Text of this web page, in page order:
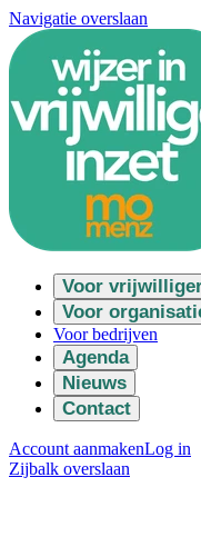
Navigatie overslaan
Voor
Voor
Voor bedrijven
Agenda
Nieuws
Contact
Account aanmakenLog in
Zijbalk overslaan